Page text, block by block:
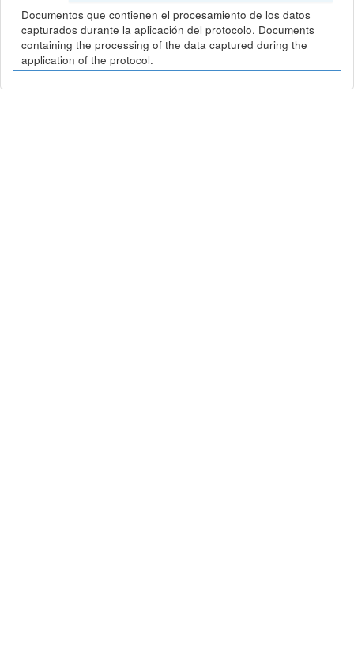
Documentos que contienen el procesamiento de los datos
capturados durante la aplicación del protocolo. Documents
containing the processing of the data captured during the
application of the protocol.